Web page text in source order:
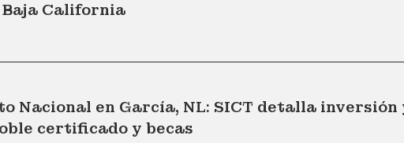
California
Nacional en García, NL: SICT detalla inversión
certificado y becas